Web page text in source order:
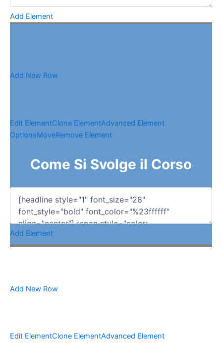
Add Element
Add New Row
Edit ElementClone ElementAdvanced Element
OptionsMoveRemove Element
Come Si Svolge il Corso
Add Element
Add New Row
Edit ElementClone ElementAdvanced Element